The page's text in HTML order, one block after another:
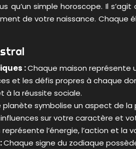
qu’un simple horoscope. Il
de votre naissance.
:Chaque maison représente
et les défis propres à chaque
à la réussite sociale.
planète symbolise un aspect de la
sur votre caractère et
l’énergie, l’action et la
Chaque signe du zodiaque